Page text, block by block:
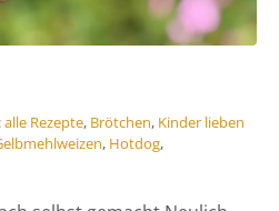
alle Rezepte, Brötchen, Kinder lieben
, Hotdog,